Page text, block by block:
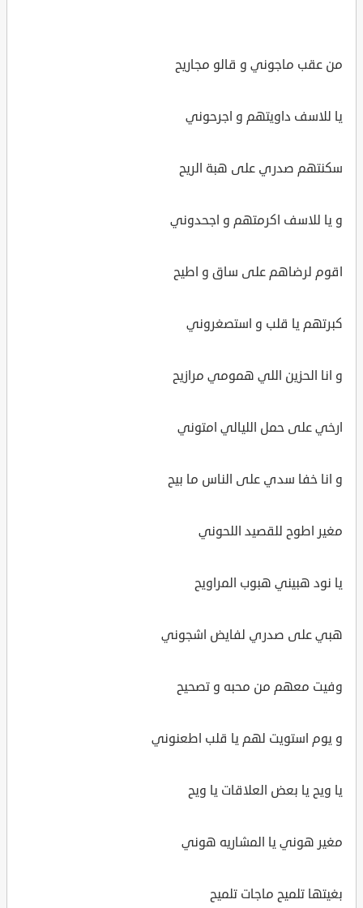
من عقب ماجوني و قالو مجاريح
يا للاسف داويتهم و اجرحوني
سكنتهم صدري على هبة الريح
و يا للاسف اكرمتهم و اجحدوني
اقوم لرضاهم على ساق و اطيح
كبرتهم يا قلب و استصغروني
و انا الحزين اللي همومي مرازيح
ارخي على حمل الليالي امتوني
و انا خفا سدي على الناس ما بيح
مغير اطوح للقصيد اللحوني
يا نود هبيني هبوب المراويح
هبي على صدري لفايض اشجوني
وفيت معهم من محبه و تصحيح
و يوم استويت لهم يا قلب اطعنوني
يا ويح يا بعض العلاقات يا ويح
مغير هوني يا المشاريه هوني
بغيتها تلميح ماجات تلميح